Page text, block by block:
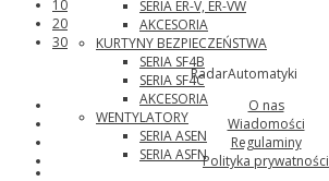
SERIA ER-V, ER-VW
AKCESORIA
KURTYNY BEZPIECZEŃSTWA
SERIA SF4B
SERIA SF4C
AKCESORIA
WENTYLATORY
SERIA ASEN
SERIA ASFN
10
20
30
RadarAutomatyki
O nas
Wiadomości
Regulaminy
Polityka prywatności